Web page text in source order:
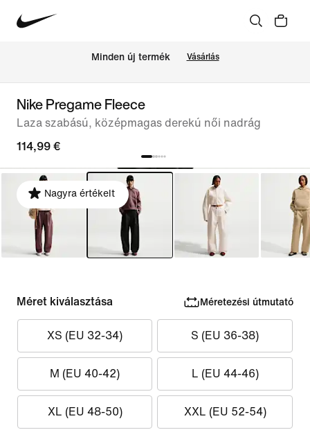
Minden új termék Vásárlás
Nike Pregame Fleece
Laza szabású, középmagas derekú női nadrág
114,99 €
Nagyra értékelt
Méret kiválasztása Méretezési útmutató
XS (EU 32-34) S (EU 36-38)
M (EU 40-42) L (EU 44-46)
XL (EU 48-50) XXL (EU 52-54)